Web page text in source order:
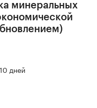
минеральных
дней